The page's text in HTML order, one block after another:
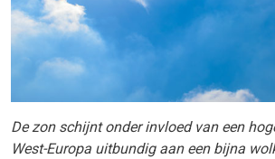
De zon schijnt onder invloed van een
West-Europa uitbundig aan een bijna